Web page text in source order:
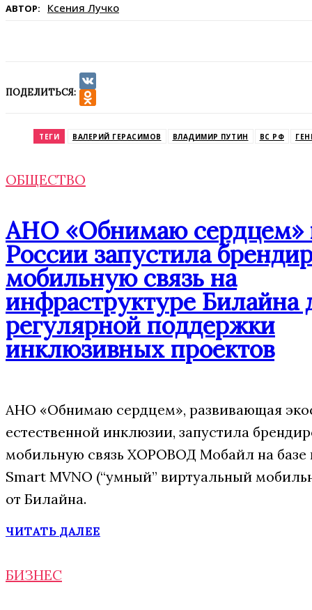
АВТОР: Ксения Лучко
ПОДЕЛИТЬСЯ:
VK
ТЕГИ ВАЛЕРИЙ ГЕРАСИМОВ ВЛАДИМИР ПУТИН ВС РФ
ОБЩЕСТВО
АНО «Обнимаю сердцем»
России запустила
мобильную связь на
инфраструктуре Билайна
регулярной поддержки
инклюзивных проектов
АНО «Обнимаю сердцем», развивающая
естественной инклюзии, запустила
мобильную связь ХОРОВОД Мобайл на
Smart MVNO (“умный” виртуальный
от Билайна.
ЧИТАТЬ ДАЛЕЕ
БИЗНЕС